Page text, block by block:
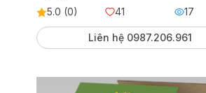
5.0 (0) 41 17
Liên hệ 0987.206.961